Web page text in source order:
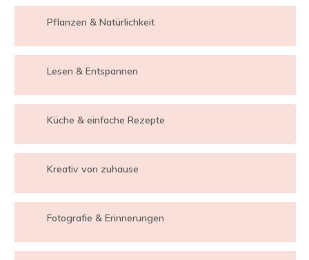
Pflanzen & Natürlichkeit
Lesen & Entspannen
Küche & einfache Rezepte
Kreativ von zuhause
Fotografie & Erinnerungen